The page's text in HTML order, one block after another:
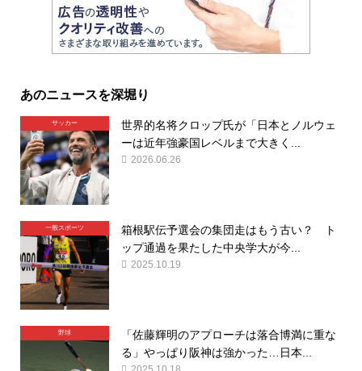
あのニュースを深堀り
サッカー
世界的名将クロップ氏が「日本とノルウェ
ーは近年強豪国レベルまで大きく...
2026.06.26
一般スポーツ
箱根駅伝予選会の集団走はもう古い？ ト
ップ通過を果たした中央学大が今...
2025.10.19
野球
「佐藤輝明のアプローチは落合博満に重な
る」やっぱり阪神は強かった…日本...